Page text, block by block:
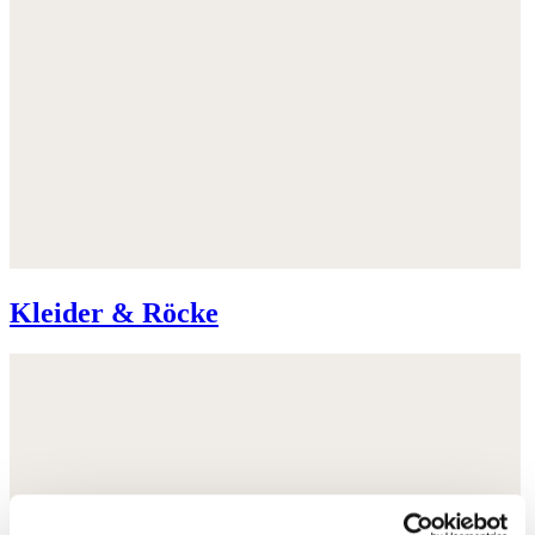
Kleider & Röcke